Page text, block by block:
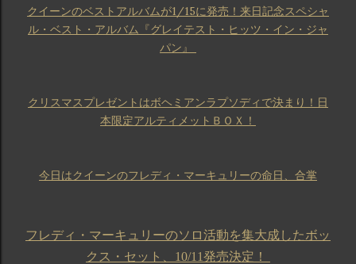
クイーンのベストアルバムが1/15に発売！来日記念スペシャ
ル・ベスト・アルバム『グレイテスト・ヒッツ・イン・ジャ
パン』
クリスマスプレゼントはボヘミアンラプソディで決まり！日
本限定アルティメットＢＯＸ！
今日はクイーンのフレディ・マーキュリーの命日、合掌
フレディ・マーキュリーのソロ活動を集大成したボッ
クス・セット、10/11発売決定！